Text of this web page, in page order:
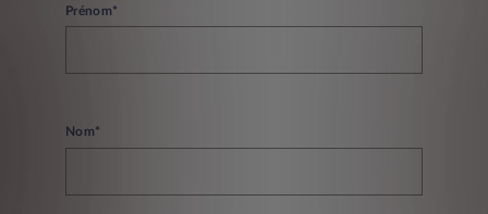
Prénom*
Nom*